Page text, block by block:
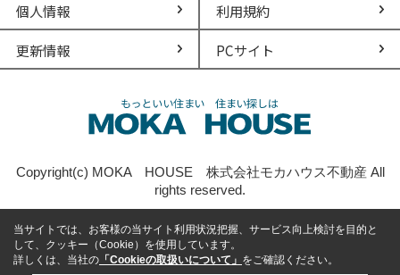
個人情報 利用規約
更新情報 PCサイト
Copyright(c) MOKA HOUSE 株式会社モカハウス不動産 All
rights reserved.
当サイトでは、お客様の当サイト利用状況把握、サービス向上検討を目的と
して、クッキー（Cookie）を使用しています。
詳しくは、当社の 「Cookieの取扱いについて」 をご確認ください。